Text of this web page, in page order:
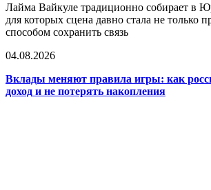
Лайма Вайкуле традиционно собирает в
для которых сцена давно стала не только
способом сохранить связь
04.08.2026
Вклады меняют правила игры: как
доход и не потерять накопления